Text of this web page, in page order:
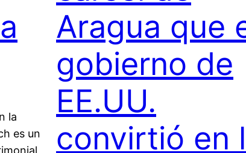
la
es un
Aragua que
gobierno de
EE.UU.
convirtió en